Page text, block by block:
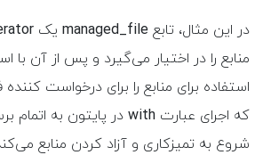
در این مثال، تابع managed_file یک
منابع را در اختیار می‌گیرد و پس از آن با
استفاده برای منابع را برای درخواست
که اجرای عبارت with در پایتون به اتمام
شروع به تمیزکاری و آزاد کردن منابع می‌کند